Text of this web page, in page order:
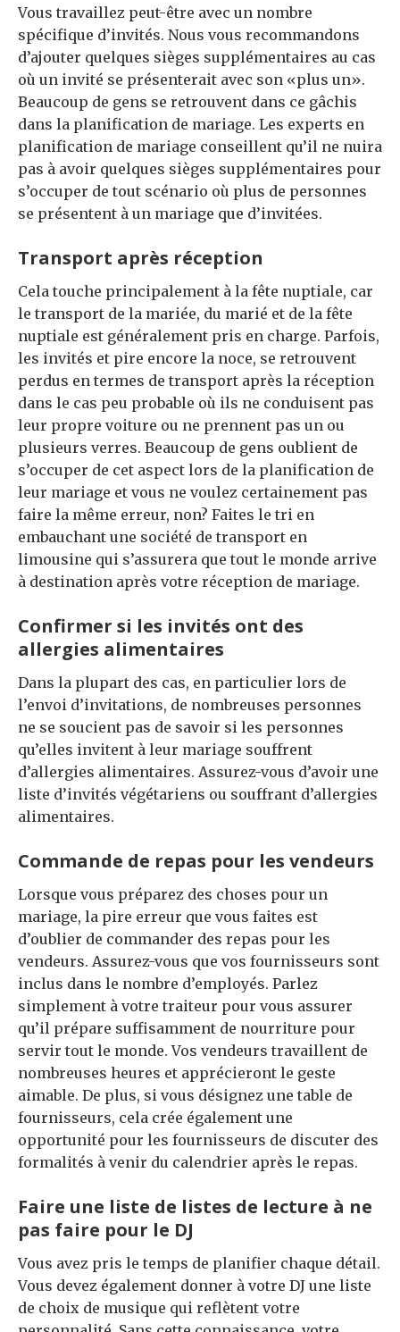
Vous travaillez peut-être avec un nombre
spécifique d’invités. Nous vous recommandons
d’ajouter quelques sièges supplémentaires au cas
où un invité se présenterait avec son «plus un».
Beaucoup de gens se retrouvent dans ce gâchis
dans la planification de mariage. Les experts en
planification de mariage conseillent qu’il ne nuira
pas à avoir quelques sièges supplémentaires pour
s’occuper de tout scénario où plus de personnes
se présentent à un mariage que d’invitées.
Transport après réception
Cela touche principalement à la fête nuptiale, car
le transport de la mariée, du marié et de la fête
nuptiale est généralement pris en charge. Parfois,
les invités et pire encore la noce, se retrouvent
perdus en termes de transport après la réception
dans le cas peu probable où ils ne conduisent pas
leur propre voiture ou ne prennent pas un ou
plusieurs verres. Beaucoup de gens oublient de
s’occuper de cet aspect lors de la planification de
leur mariage et vous ne voulez certainement pas
faire la même erreur, non? Faites le tri en
embauchant une société de transport en
limousine qui s’assurera que tout le monde arrive
à destination après votre réception de mariage.
Confirmer si les invités ont des
allergies alimentaires
Dans la plupart des cas, en particulier lors de
l’envoi d’invitations, de nombreuses personnes
ne se soucient pas de savoir si les personnes
qu’elles invitent à leur mariage souffrent
d’allergies alimentaires. Assurez-vous d’avoir une
liste d’invités végétariens ou souffrant d’allergies
alimentaires.
Commande de repas pour les vendeurs
Lorsque vous préparez des choses pour un
mariage, la pire erreur que vous faites est
d’oublier de commander des repas pour les
vendeurs. Assurez-vous que vos fournisseurs sont
inclus dans le nombre d’employés. Parlez
simplement à votre traiteur pour vous assurer
qu’il prépare suffisamment de nourriture pour
servir tout le monde. Vos vendeurs travaillent de
nombreuses heures et apprécieront le geste
aimable. De plus, si vous désignez une table de
fournisseurs, cela crée également une
opportunité pour les fournisseurs de discuter des
formalités à venir du calendrier après le repas.
Faire une liste de listes de lecture à ne
pas faire pour le DJ
Vous avez pris le temps de planifier chaque détail.
Vous devez également donner à votre DJ une liste
de choix de musique qui reflètent votre